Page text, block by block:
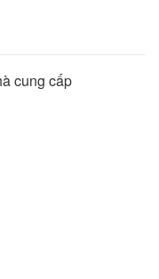
cung cấp